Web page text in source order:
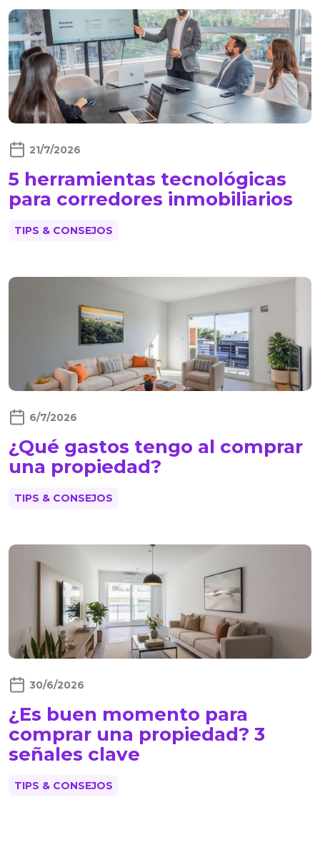
21/7/2026
5 herramientas tecnológicas
para corredores inmobiliarios
TIPS & CONSEJOS
6/7/2026
¿Qué gastos tengo al comprar
una propiedad?
TIPS & CONSEJOS
30/6/2026
¿Es buen momento para
comprar una propiedad? 3
señales clave
TIPS & CONSEJOS